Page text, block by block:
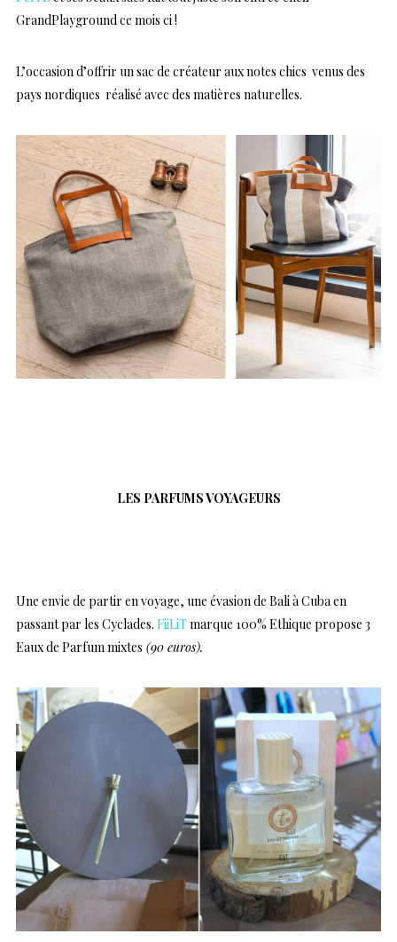
GrandPlayground ce mois ci !
L’occasion d’offrir un sac de créateur aux notes chics venus des
pays nordiques réalisé avec des matières naturelles.
LES PARFUMS VOYAGEURS
Une envie de partir en voyage, une évasion de Bali à Cuba en
passant par les Cyclades. FiiLiTmarque 100% Ethique propose 3
Eaux de Parfum mixtes (90 euros).